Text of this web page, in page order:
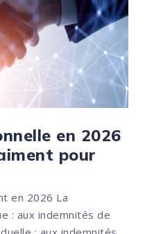
en 2026
pour
en 2026 La
: aux indemnités de